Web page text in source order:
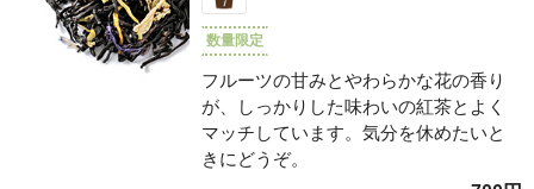
数量限定
フルーツの甘みとやわらかな花の香り
が、しっかりした味わいの紅茶とよく
マッチしています。気分を休めたいと
きにどうぞ。